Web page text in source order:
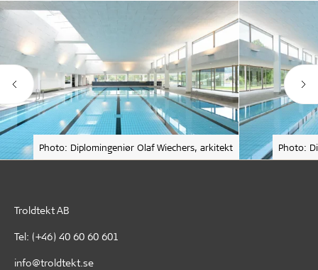
Photo: Diplomingeniør Olaf Wiechers, arkitekt Photo:
Troldtekt AB
Tel: (+46) 40 60 60 601
info@troldtekt.se